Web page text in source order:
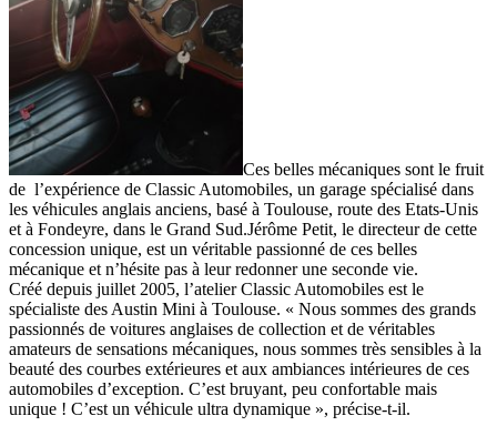
Ces belles mécaniques sont le fruit
de l’expérience de Classic Automobiles, un garage spécialisé dans
les véhicules anglais anciens, basé à Toulouse, route des Etats-Unis
et à Fondeyre, dans le Grand Sud.Jérôme Petit, le directeur de cette
concession unique, est un véritable passionné de ces belles
mécanique et n’hésite pas à leur redonner une seconde vie.
Créé depuis juillet 2005, l’atelier Classic Automobiles est le
spécialiste des Austin Mini à Toulouse. « Nous sommes des grands
passionnés de voitures anglaises de collection et de véritables
amateurs de sensations mécaniques, nous sommes très sensibles à la
beauté des courbes extérieures et aux ambiances intérieures de ces
automobiles d’exception. C’est bruyant, peu confortable mais
unique ! C’est un véhicule ultra dynamique », précise-t-il.